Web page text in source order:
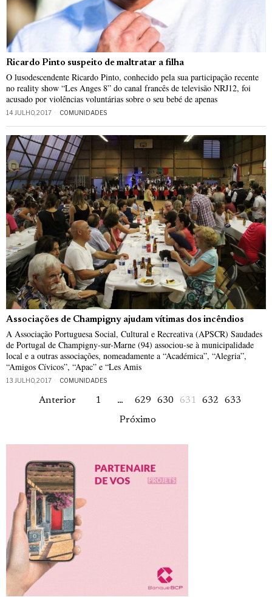
Ricardo Pinto suspeito de maltratar a filha
O lusodescendente Ricardo Pinto, conhecido pela sua participação recente
no reality show “Les Anges 8” do canal francês de televisão NRJ12, foi
acusado por violências voluntárias sobre o seu bebé de apenas
14 JULHO, 2017 COMUNIDADES
Associações de Champigny ajudam vítimas dos incêndios
A Associação Portuguesa Social, Cultural e Recreativa (APSCR) Saudades
de Portugal de Champigny-sur-Marne (94) associou-se à municipalidade
local e a outras associações, nomeadamente a “Académica”, “Alegria”,
“Amigos Cívicos”, “Apac” e “Les Amis
13 JULHO, 2017 COMUNIDADES
Anterior 1 … 629 630 631 632
633
Próximo